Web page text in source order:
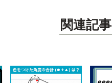
関連記事